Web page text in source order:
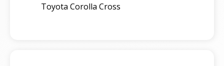
Toyota Corolla Cross